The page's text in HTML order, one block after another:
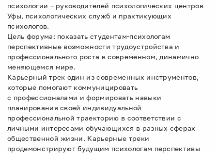
психологии – руководителей психологических центров
Уфы, психологических служб и практикующих
психологов.
Цель форума: показать студентам-психологам
перспективные возможности трудоустройства и
профессионального роста в современном, динамично
меняющемся мире.
Карьерный трек один из современных инструментов,
которые помогают коммуницировать
с профессионалами и формировать навыки
планирования своей индивидуальной
профессиональной траекторию в соответствии с
личными интересами обучающихся в разных сферах
общественной жизни. Карьерные треки
продемонстрируют будущим психологам перспективы